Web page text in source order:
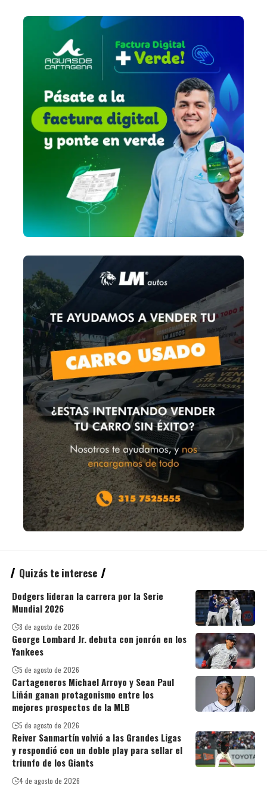
Quizás te interese
Dodgers lideran la carrera por la Serie
Mundial 2026
8 de agosto de 2026
George Lombard Jr. debuta con jonrón en los
Yankees
5 de agosto de 2026
Cartageneros Michael Arroyo y Sean Paul
Liñán ganan protagonismo entre los
mejores prospectos de la MLB
5 de agosto de 2026
Reiver Sanmartín volvió a las Grandes Ligas
y respondió con un doble play para sellar el
triunfo de los Giants
4 de agosto de 2026